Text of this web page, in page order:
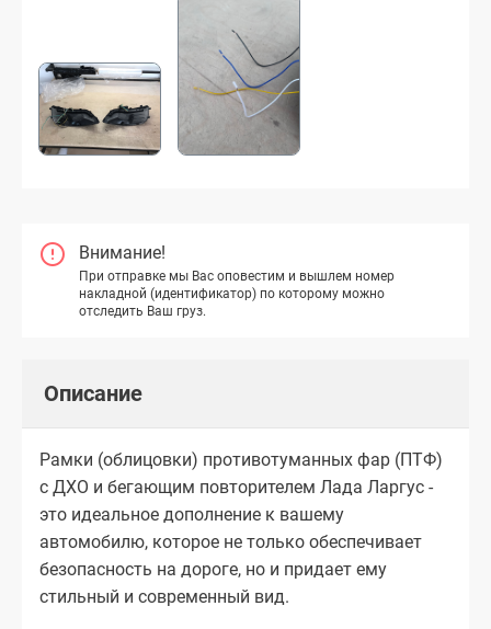
Внимание!
При отправке мы Вас оповестим и вышлем номер
накладной (идентификатор) по которому можно
отследить Ваш груз.
Описание
Рамки (облицовки) противотуманных фар (ПТФ)
с ДХО и бегающим повторителем Лада Ларгус -
это идеальное дополнение к вашему
автомобилю, которое не только обеспечивает
безопасность на дороге, но и придает ему
стильный и современный вид.